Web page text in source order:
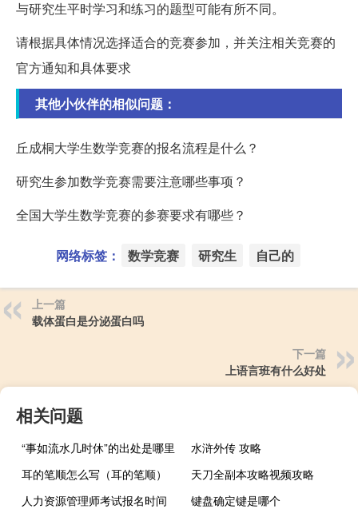
与研究生平时学习和练习的题型可能有所不同。
请根据具体情况选择适合的竞赛参加，并关注相关竞赛的
官方通知和具体要求
其他小伙伴的相似问题：
丘成桐大学生数学竞赛的报名流程是什么？
研究生参加数学竞赛需要注意哪些事项？
全国大学生数学竞赛的参赛要求有哪些？
网络标签： 数学竞赛 研究生 自己的
上一篇
载体蛋白是分泌蛋白吗
下一篇
上语言班有什么好处
相关问题
“事如流水几时休”的出处是哪里
水浒外传 攻略
耳的笔顺怎么写（耳的笔顺）
天刀全副本攻略视频攻略
人力资源管理师考试报名时间
键盘确定键是哪个